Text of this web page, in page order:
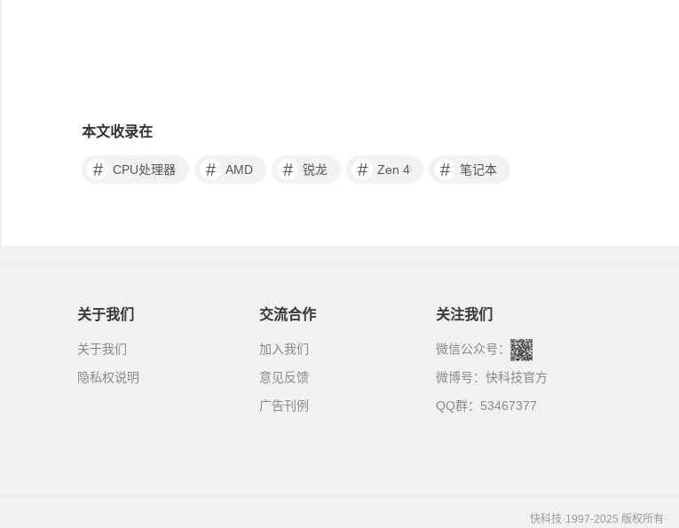
本文收录在
# CPU处理器 # AMD # 锐龙 # Zen 4 # 笔记本
关于我们
关于我们
隐私权说明
交流合作
加入我们
意见反馈
广告刊例
关注我们
微信公众号：
微博号： 快科技官方
QQ群：53467377
快科技·1997-2025 版权所有